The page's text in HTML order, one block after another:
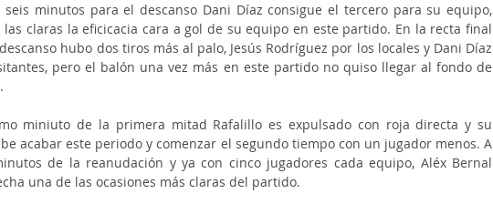
minutos para el descanso Dani Díaz consigue el tercero para su equipo,
las claras la eficicacia cara a gol de su equipo en este partido. En la recta final
hubo dos tiros más al palo, Jesús Rodríguez por los locales y Dani Díaz
pero el balón una vez más en este partido no quiso llegar al fondo de
miniuto de la primera mitad Rafalillo es expulsado con roja directa y su
acabar este periodo y comenzar el segundo tiempo con un jugador menos. A
de la reanudación y ya con cinco jugadores cada equipo, Aléx Bernal
una de las ocasiones más claras del partido.